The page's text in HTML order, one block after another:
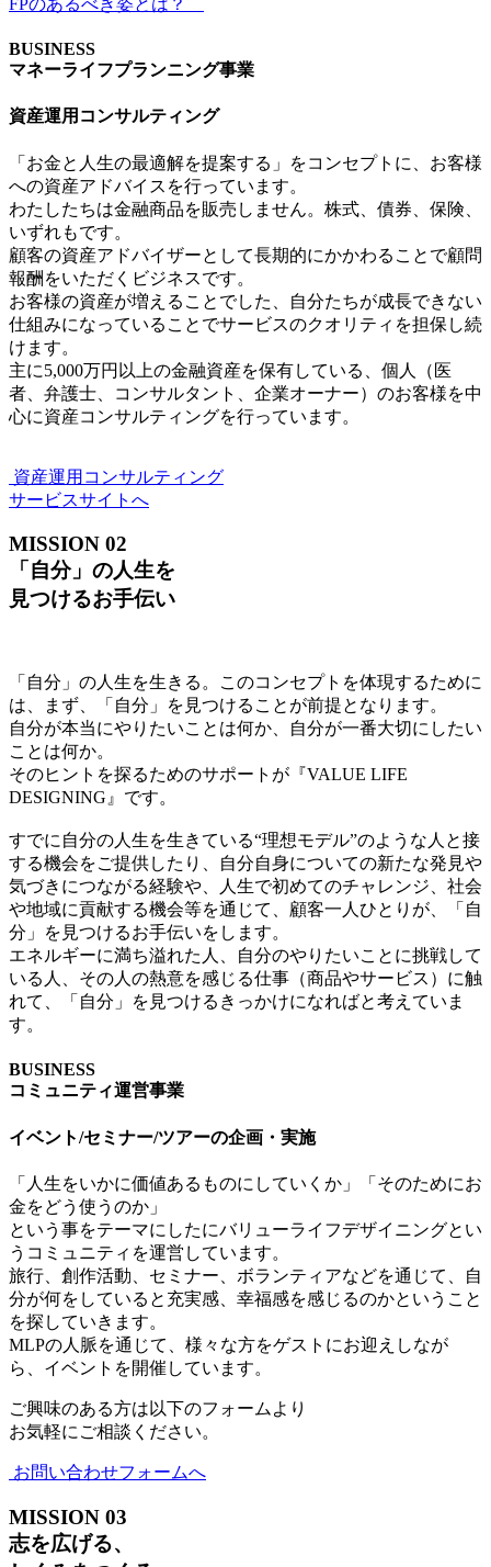
FPのあるべき姿とは？
BUSINESS
マネーライフプランニング事業
資産運用コンサルティング
「お⾦と⼈⽣の最適解を提案する」をコンセプトに、お客様
への資産アドバイスを⾏っています。
わたしたちは⾦融商品を販売しません。株式、債券、保険、
いずれもです。
顧客の資産アドバイザーとして⻑期的にかかわることで顧問
報酬をいただくビジネスです。
お客様の資産が増えることでした、⾃分たちが成⻑できない
仕組みになっていることでサービスのクオリティを担保し続
けます。
主に5,000万円以上の⾦融資産を保有している、個⼈（医
者、弁護⼠、コンサルタント、企業オーナー）のお客様を中
⼼に資産コンサルティングを⾏っています。
資産運用コンサルティング
サービスサイトへ
MISSION 02
「自分」の人生を
見つけるお手伝い
「自分」の人生を生きる。このコンセプトを体現するために
は、まず、「自分」を見つけることが前提となります。
自分が本当にやりたいことは何か、自分が一番大切にしたい
ことは何か。
そのヒントを探るためのサポートが『VALUE LIFE
DESIGNING』です。
すでに自分の人生を生きている“理想モデル”のような人と接
する機会をご提供したり、自分自身についての新たな発見や
気づきにつながる経験や、人生で初めてのチャレンジ、社会
や地域に貢献する機会等を通じて、顧客一人ひとりが、「自
分」を見つけるお手伝いをします。
エネルギーに満ち溢れた人、自分のやりたいことに挑戦して
いる人、その人の熱意を感じる仕事（商品やサービス）に触
れて、「自分」を見つけるきっかけになればと考えていま
す。
BUSINESS
コミュニティ運営事業
イベント/セミナー/ツアーの企画・実施
「人生をいかに価値あるものにしていくか」「そのためにお
金をどう使うのか」
という事をテーマにしたにバリューライフデザイニングとい
うコミュニティを運営しています。
旅行、創作活動、セミナー、ボランティアなどを通じて、自
分が何をしていると充実感、幸福感を感じるのかということ
を探していきます。
MLPの人脈を通じて、様々な方をゲストにお迎えしなが
ら、イベントを開催しています。
ご興味のある方は以下のフォームより
お気軽にご相談ください。
お問い合わせフォームへ
MISSION 03
志を広げる、